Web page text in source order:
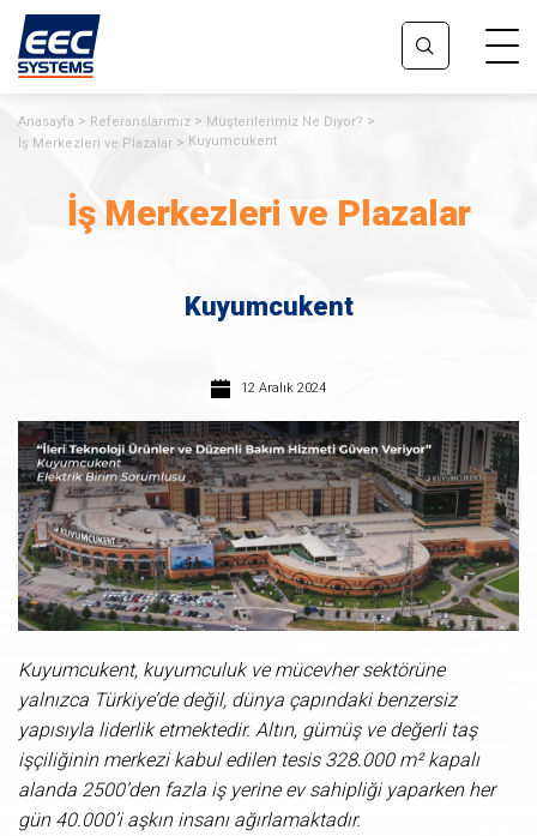
Anasayfa Referanslarımız
Müşterilerimiz Ne Diyor?
İş Merkezleri ve Plazalar
Kuyumcukent
İş Merkezleri ve Plazalar
Kuyumcukent
12 Aralık 2024
Kuyumcukent, kuyumculuk ve mücevher sektörüne
yalnızca Türkiye’de değil, dünya çapındaki benzersiz
yapısıyla liderlik etmektedir. Altın, gümüş ve değerli taş
işçiliğinin merkezi kabul edilen tesis 328.000 m² kapalı
alanda 2500’den fazla iş yerine ev sahipliği yaparken her
gün 40.000’i aşkın insanı ağırlamaktadır.